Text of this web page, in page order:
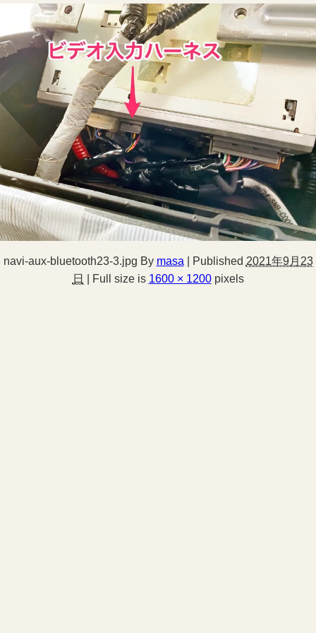
navi-aux-bluetooth23-3.jpg By masa Published 2021年9月23
日
Full size is 1600 × 1200pixels